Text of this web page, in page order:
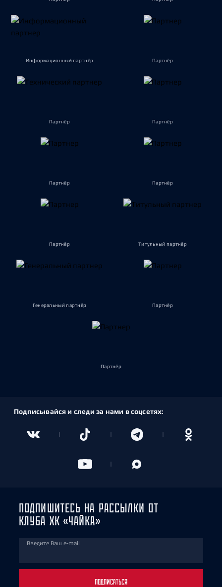
Информационный партнёр Партнёр
Партнёр Партнёр
Партнёр Партнёр
Партнёр Титульный партнёр
Генеральный партнёр Партнёр
Партнёр
Подписывайся и следи за нами в соцсетях:
ПОДПИШИТЕСЬ НА РАССЫЛКИ ОТ
КЛУБА ХК «ЧАЙКА»
Введите Ваш e-mail
ПОДПИСАТЬСЯ